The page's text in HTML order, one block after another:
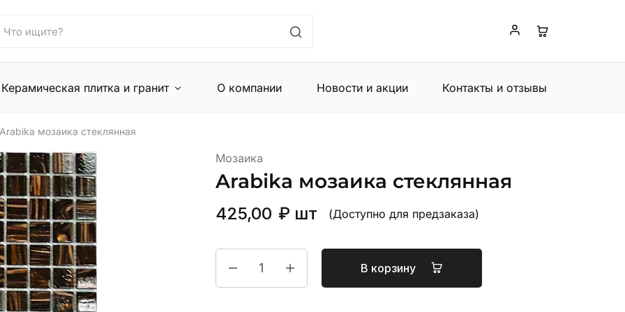
Керамическая плитка и гранит О компании Новости и акции Контакты и отзывы
Arabika мозаика стеклянная
Мозаика
Arabika мозаика стеклянная
425,00 ₽ шт (Доступно для предзаказа)
В корзину